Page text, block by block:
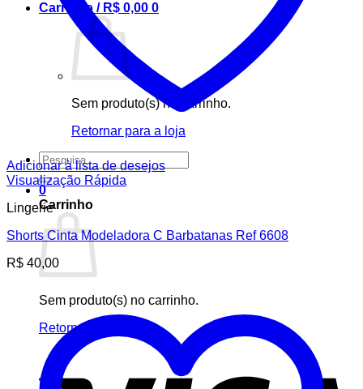
Carrinho / R$ 0,00 0
Sem produto(s) no carrinho.
Retornar para a loja
Pesquisar
por:
0
Carrinho
Sem produto(s) no carrinho.
Retornar para a loja
Adicionar à lista de desejos
Visualização Rápida
Lingerie
Shorts Cinta Modeladora C Barbatanas Ref 6608
R$ 40,00